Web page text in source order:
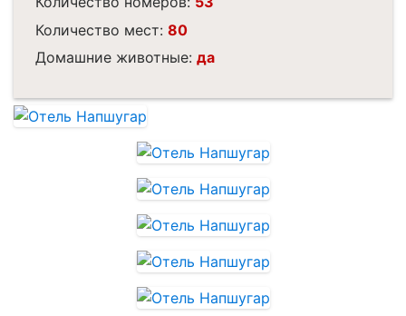
Количество мест: 80
Домашние животные: да